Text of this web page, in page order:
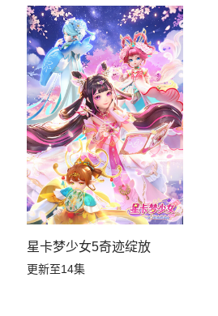
星卡梦少女5奇迹绽放
更新至14集